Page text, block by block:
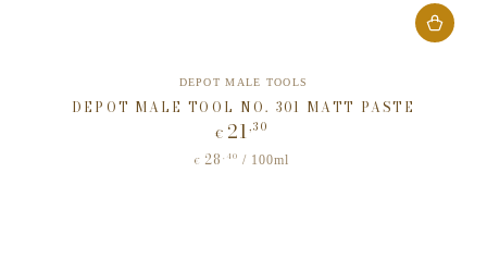
Verkäufer/in:
DEPOT MALE TOOLS
DEPOT MALE TOOL NO. 301 MATT PASTE
Regulärer
€ 21,30
Stückpreis
€ 28 ,40 / pro
100ml